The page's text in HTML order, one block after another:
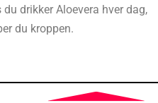
drikker Aloevera hver dag,
du kroppen.